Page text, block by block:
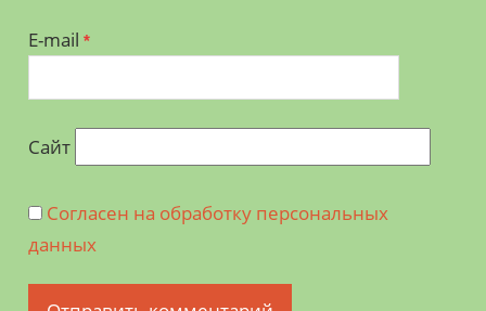
E-mail *
Сайт
Согласен на обработку персональных
данных